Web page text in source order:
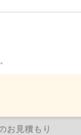
お見積もり